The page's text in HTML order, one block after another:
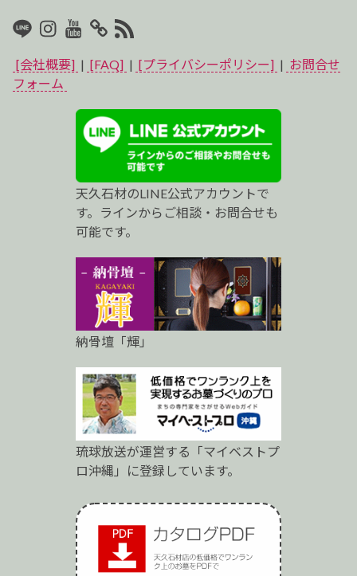
LINEInstagram
Youtube
マ
イ
ス
ト
ロ
RSS2
[会社概要] | [FAQ] | [プライバシーポリシー] | お問合せ
フォーム
天久石材のLINE公式アカウントで
す。ラインからご相談・お問合せも
可能です。
納骨壇「輝」
琉球放送が運営する「マイベストプ
ロ沖縄」に登録しています。